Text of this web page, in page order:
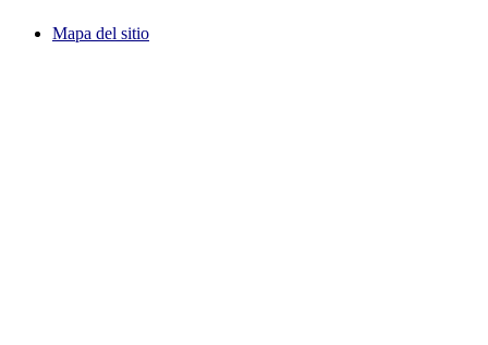
Mapa del sitio